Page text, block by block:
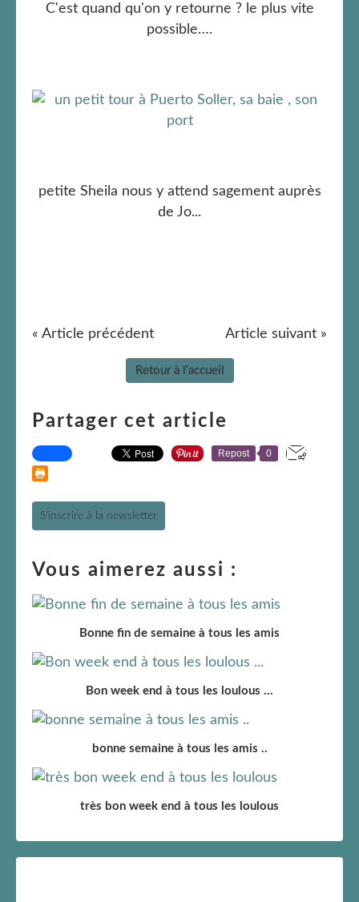
C'est quand qu'on y retourne ? le plus vite
possible….
petite Sheila nous y attend sagement auprès
de Jo...
« Article précédent Article suivant »
Retour à l'accueil
Partager cet article
Repost 0
S'inscrire à la newsletter
Vous aimerez aussi :
Bonne fin de semaine à tous les amis
Bon week end à tous les loulous ...
bonne semaine à tous les amis ..
très bon week end à tous les loulous